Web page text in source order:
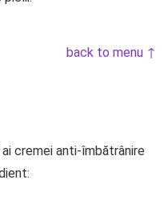
back to menu ↑
cremei anti-îmbătrânire